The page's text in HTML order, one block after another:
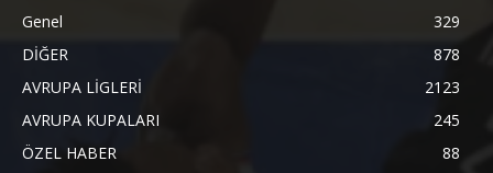
Genel
329
DİĞER
878
AVRUPA LİGLERİ
2123
AVRUPA KUPALARI
245
ÖZEL HABER
88